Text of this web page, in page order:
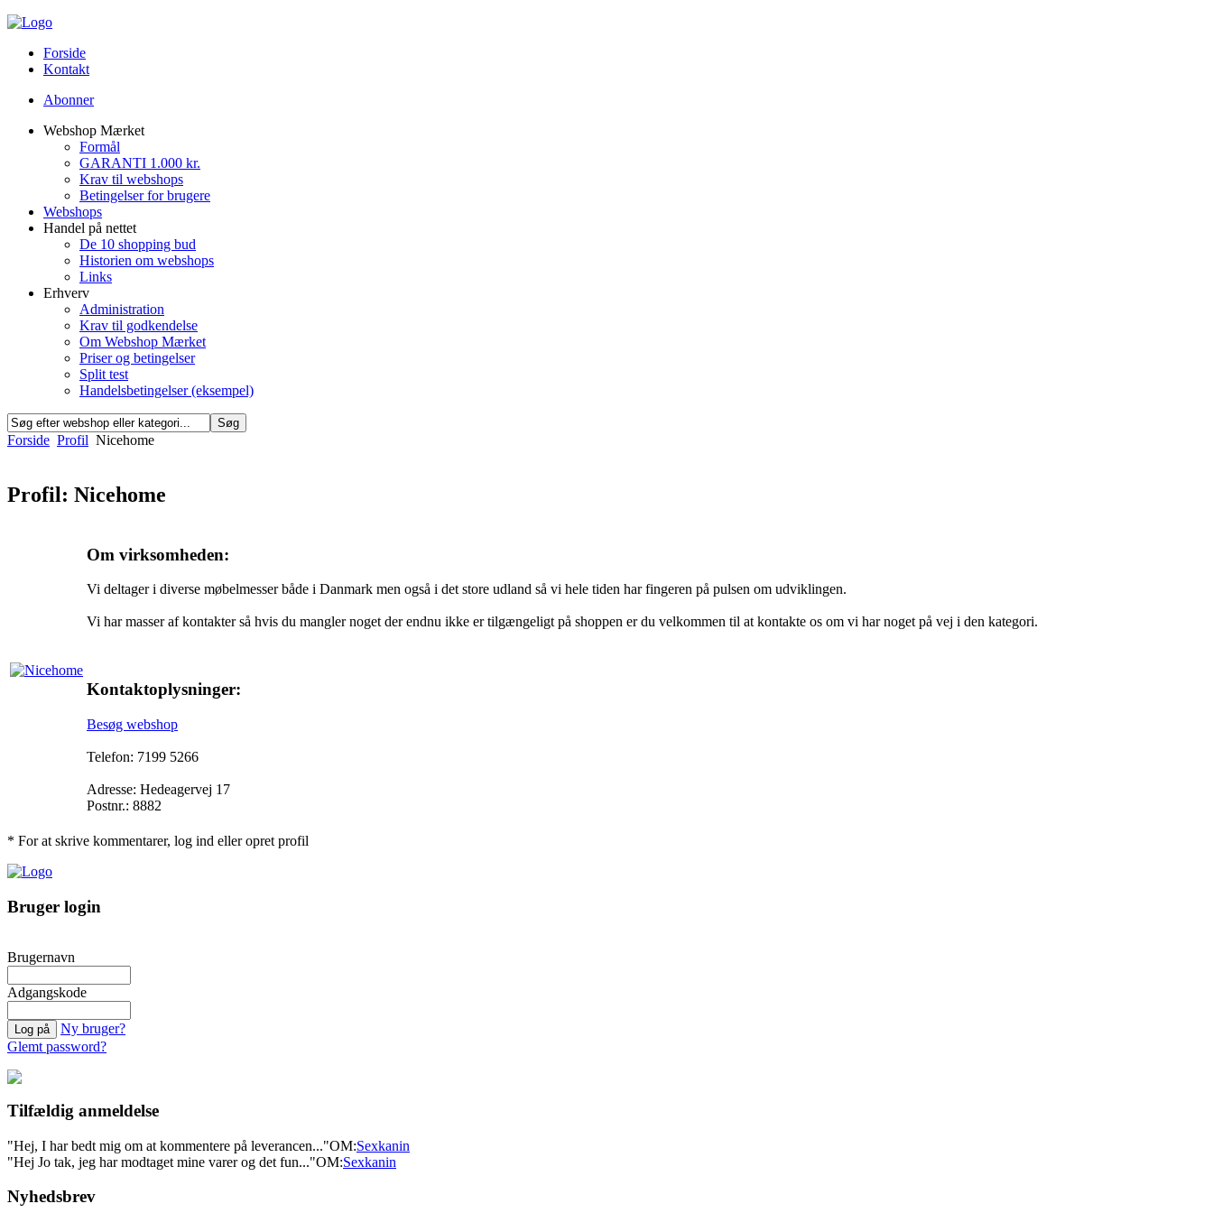
Forside
Kontakt
Abonner
Webshop Mærket
Formål
GARANTI 1.000 kr.
Krav til webshops
Betingelser for brugere
Webshops
Handel på nettet
De 10 shopping bud
Historien om webshops
Links
Erhverv
Administration
Krav til godkendelse
Om Webshop Mærket
Priser og betingelser
Split test
Handelsbetingelser (eksempel)
Forside Profil Nicehome
Profil: Nicehome
Om virksomheden:
Vi deltager i diverse møbelmesser både i Danmark men også i det store udland så vi hele tiden har fingeren på pulsen om udviklingen.
Vi har masser af kontakter så hvis du mangler noget der endnu ikke er tilgængeligt på shoppen er du velkommen til at kontakte os om vi har noget på vej i den kategori.
Kontaktoplysninger:
Besøg webshop
Telefon: 7199 5266
Adresse: Hedeagervej 17
Postnr.: 8882
* For at skrive kommentarer, log ind eller opret profil
Bruger login
Brugernavn
Adgangskode
Ny bruger?
Glemt password?
Tilfældig anmeldelse
"Hej, I har bedt mig om at kommentere på leverancen..."OM:Sexkanin
"Hej Jo tak, jeg har modtaget mine varer og det fun..."OM:Sexkanin
Nyhedsbrev